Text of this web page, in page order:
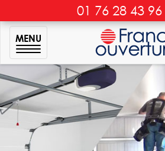
01 76 28 43 96
MENU